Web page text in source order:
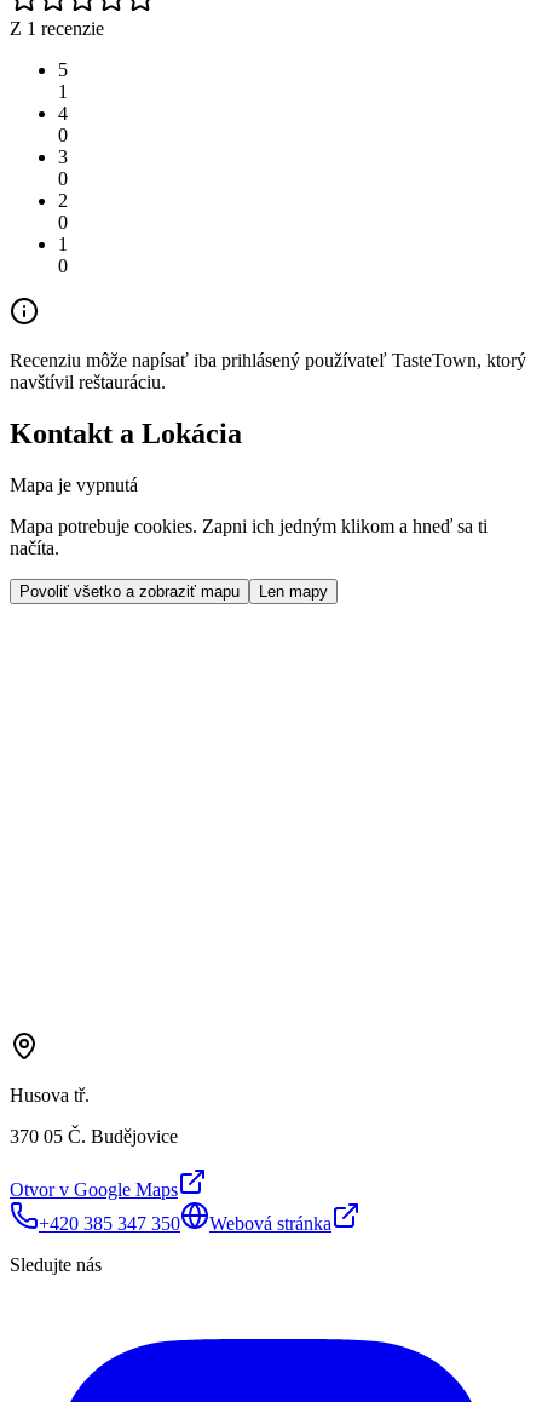
Z 1 recenzie
5
1
4
0
3
0
2
0
1
0
Recenziu môže napísať iba prihlásený používateľ TasteTown, ktorý
navštívil reštauráciu.
Kontakt a Lokácia
Mapa je vypnutá
Mapa potrebuje cookies. Zapni ich jedným klikom a hneď sa ti
načíta.
Povoliť všetko a zobraziť mapu Len mapy
Husova tř.
370 05 Č. Budějovice
Otvor v Google Maps
+420 385 347 350
Webová stránka
Sledujte nás